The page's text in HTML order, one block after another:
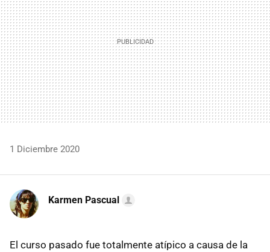
1 Diciembre 2020
Karmen Pascual
El curso pasado fue totalmente atípico a causa de la